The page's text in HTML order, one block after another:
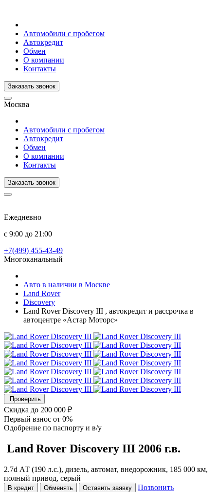
Автомобили с пробегом
Автокредит
Обмен
О компании
Контакты
Заказать звонок
Москва
Автомобили с пробегом
Автокредит
Обмен
О компании
Контакты
Заказать звонок
Ежедневно
с 9:00 до 21:00
+7(499) 455-43-49
Многоканальный
Авто в наличии в Москве
Land Rover
Discovery
Land Rover Discovery III , автокредит и рассрочка в
автоцентре «Астар Моторс»
Проверить
Скидка до 200 000 ₽
Первый взнос от 0%
Одобрение по паспорту и в/у
Land Rover Discovery III 2006 г.в.
2.7d АТ (190 л.с.), дизель, автомат, внедорожник, 185 000 км,
полный привод, серый
В кредит Обменять Оставить заявку
Позвонить